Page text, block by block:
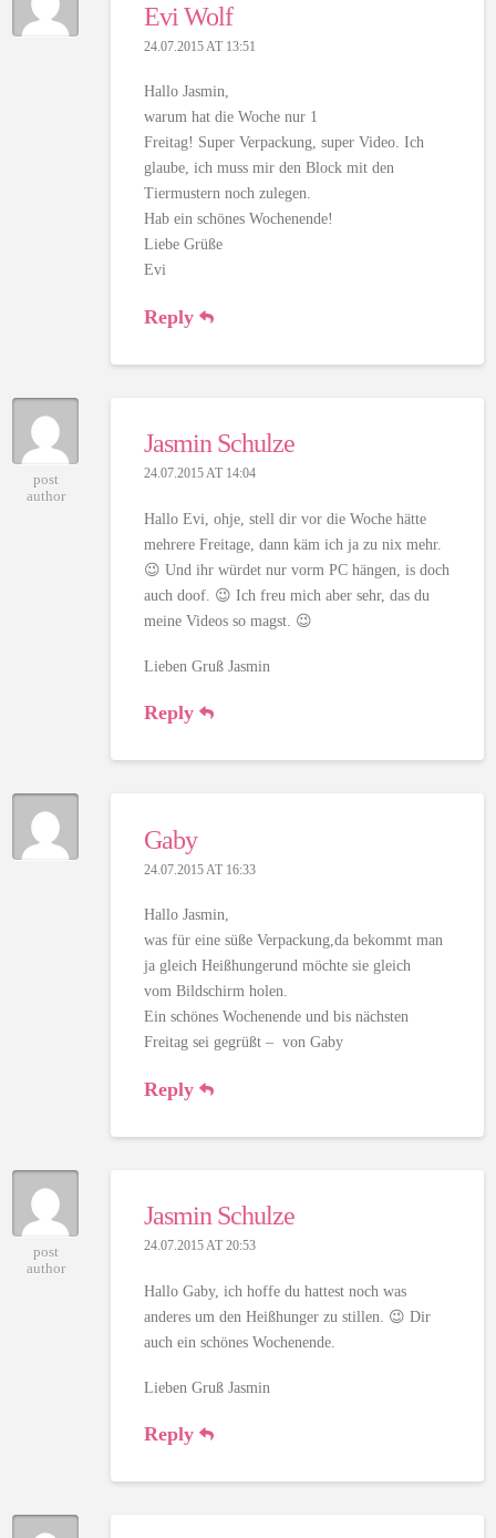
Evi Wolf
24.07.2015 AT 13:51
Hallo Jasmin,
warum hat die Woche nur 1
Freitag! Super Verpackung, super Video. Ich
glaube, ich muss mir den Block mit den
Tiermustern noch zulegen.
Hab ein schönes Wochenende!
Liebe Grüße
Evi
Reply
post
author
Jasmin Schulze
24.07.2015 AT 14:04
Hallo Evi, ohje, stell dir vor die Woche hätte
mehrere Freitage, dann käm ich ja zu nix mehr.
😉 Und ihr würdet nur vorm PC hängen, is doch
auch doof. 😉 Ich freu mich aber sehr, das du
meine Videos so magst. 😉
Lieben Gruß Jasmin
Reply
Gaby
24.07.2015 AT 16:33
Hallo Jasmin,
was für eine süße Verpackung,da bekommt man
ja gleich Heißhungerund möchte sie gleich
vom Bildschirm holen.
Ein schönes Wochenende und bis nächsten
Freitag sei gegrüßt – von Gaby
Reply
post
author
Jasmin Schulze
24.07.2015 AT 20:53
Hallo Gaby, ich hoffe du hattest noch was
anderes um den Heißhunger zu stillen. 😉 Dir
auch ein schönes Wochenende.
Lieben Gruß Jasmin
Reply